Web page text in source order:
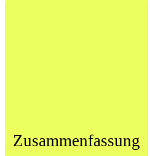
Zusammenfassung